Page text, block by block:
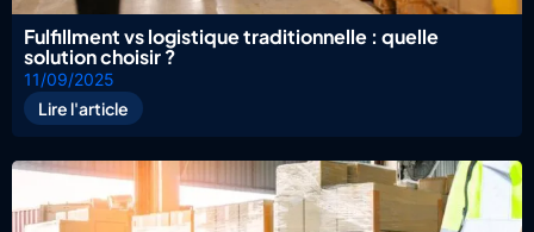
Fulfillment vs logistique traditionnelle : quelle
solution choisir ?
11/09/2025
Lire l'article